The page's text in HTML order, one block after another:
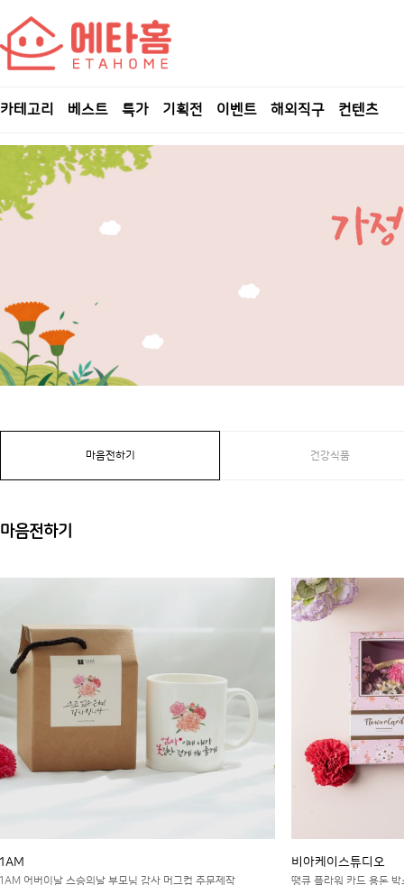
카테고리 베스트 특가 기획전 이벤트 해외직구 컨텐츠
마음전하기 건강식품
마음전하기
어버이날 스승의날 부모님 감사 머그컵 주문제작
비아케이스튜디오
땡큐 플라워 카드 용돈 박